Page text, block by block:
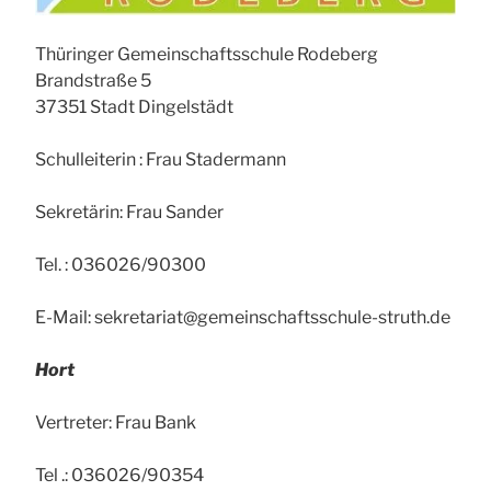
Thüringer Gemeinschaftsschule Rodeberg
Brandstraße 5
37351 Stadt Dingelstädt
Schulleiterin : Frau Stadermann
Sekretärin: Frau Sander
Tel. : 036026/90300
E-Mail: sekretariat@gemeinschaftsschule-struth.de
Hort
Vertreter: Frau Bank
Tel .: 036026/90354